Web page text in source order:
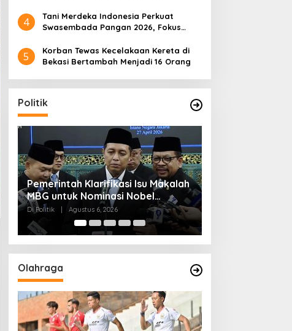
4
Tani Merdeka Indonesia Perkuat
Swasembada Pangan 2026, Fokus
5
Korban Tewas Kecelakaan Kereta di
Bekasi Bertambah Menjadi 16 Orang
Politik
Muktamar NU ke-35 di Jombang,
Panitia Siagakan 3 Posko
Kesehatan 24 Jam
Di Politik Agustus 6, 2026
Olahraga